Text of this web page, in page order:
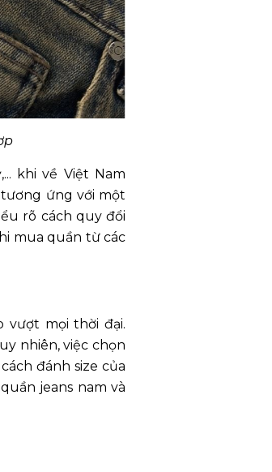
khi về Việt Nam
tương ứng với một
rõ cách quy đổi
mua quần từ các
vượt mọi thời đại.
nhiên, việc chọn
đánh size của
jeans nam và